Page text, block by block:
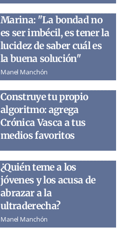
Marina: "La bondad no
es ser imbécil, es tener la
lucidez de saber cuál es
la buena solución"
Manel Manchón
Construye tu propio
algoritmo: agrega
Crónica Vasca a tus
medios favoritos
¿Quién teme a los
jóvenes y los acusa de
abrazar a la
ultraderecha?
Manel Manchón